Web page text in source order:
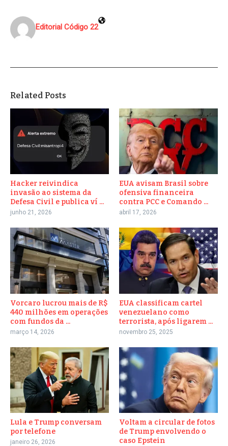
Editorial Código 22
Related Posts
Hacker reivindica
invasão ao sistema da
Defesa Civil e publica ví ...
junho 21, 2026
EUA avisam Brasil sobre
ofensiva financeira
contra PCC e Comando ...
abril 17, 2026
Vorcaro lucrou mais de R$
440 milhões em operações
com fundos da ...
março 14, 2026
EUA classificam cartel
venezuelano como
terrorista, após ligarem ...
novembro 25, 2025
Lula e Trump conversam
por telefone
janeiro 26, 2026
Voltam a circular de fotos
de Trump envolvendo o
caso Epstein